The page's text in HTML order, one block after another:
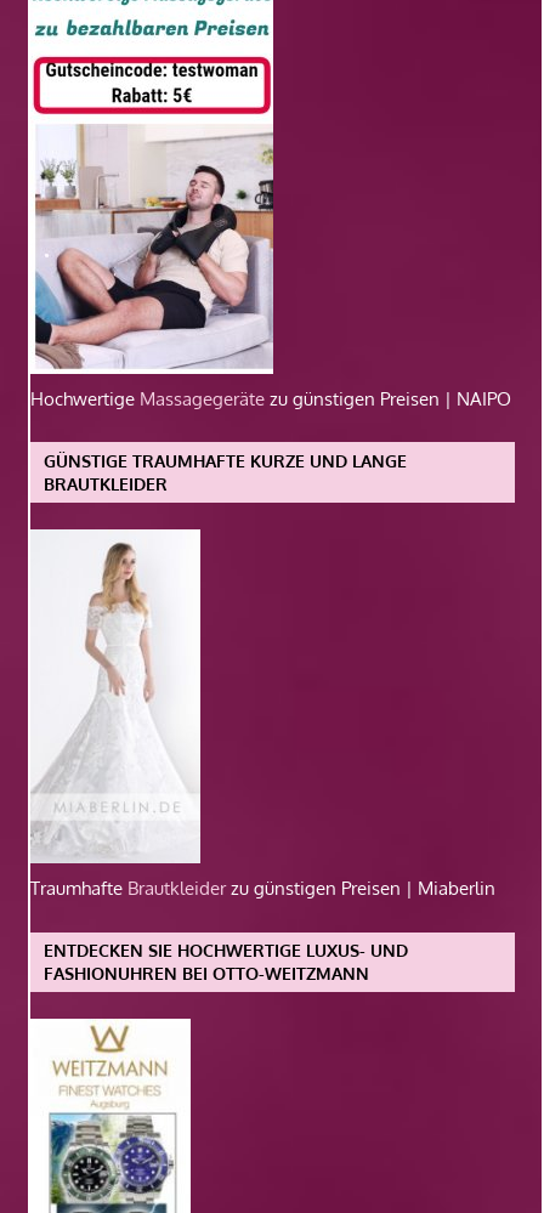
Hochwertige Massagegeräte zu günstigen Preisen | NAIPO
GÜNSTIGE TRAUMHAFTE KURZE UND LANGE
BRAUTKLEIDER
Traumhafte Brautkleiderzu günstigen Preisen | Miaberlin
ENTDECKEN SIE HOCHWERTIGE LUXUS- UND
FASHIONUHREN BEI OTTO-WEITZMANN